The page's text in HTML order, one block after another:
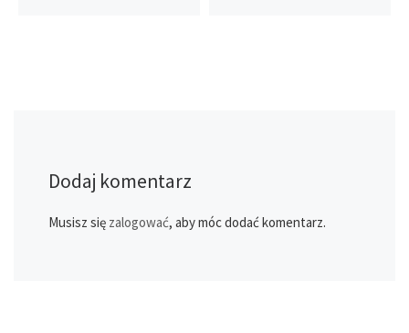
Dodaj komentarz
Musisz się zalogować, aby móc dodać komentarz.